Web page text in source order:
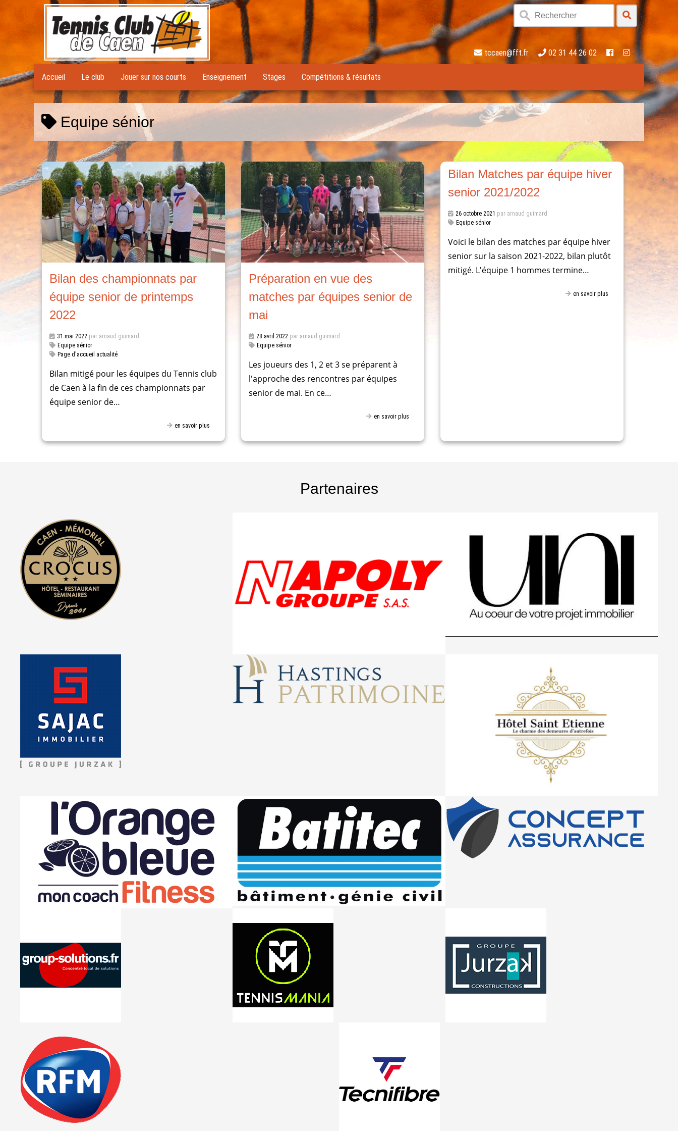
tccaen@fft.fr 02 31 44 26 02
Accueil Le club Jouer sur nos courts Enseignement Stages Compétitions & résultats
Equipe sénior
Bilan des championnats par
équipe senior de printemps
2022
31 mai 2022 par arnaud guimard
Equipe sénior
Page d'accueil actualité
Bilan mitigé pour les équipes du Tennis club
de Caen à la fin de ces championnats par
équipe senior de…
en savoir plus
Préparation en vue des
matches par équipes senior de
mai
28 avril 2022 par arnaud guimard
Equipe sénior
Les joueurs des 1, 2 et 3 se préparent à
l'approche des rencontres par équipes
senior de mai. En ce…
en savoir plus
Bilan Matches par équipe hiver
senior 2021/2022
26 octobre 2021 par arnaud guimard
Equipe sénior
Voici le bilan des matches par équipe hiver
senior sur la saison 2021-2022, bilan plutôt
mitigé. L'équipe 1 hommes termine…
en savoir plus
Partenaires